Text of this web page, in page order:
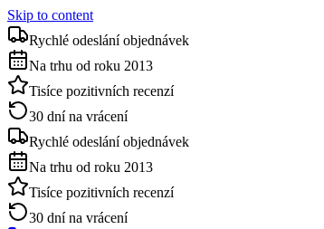
Skip to content
Rychlé odeslání objednávek
Na trhu od roku 2013
Tisíce pozitivních recenzí
30 dní na vrácení
Rychlé odeslání objednávek
Na trhu od roku 2013
Tisíce pozitivních recenzí
30 dní na vrácení